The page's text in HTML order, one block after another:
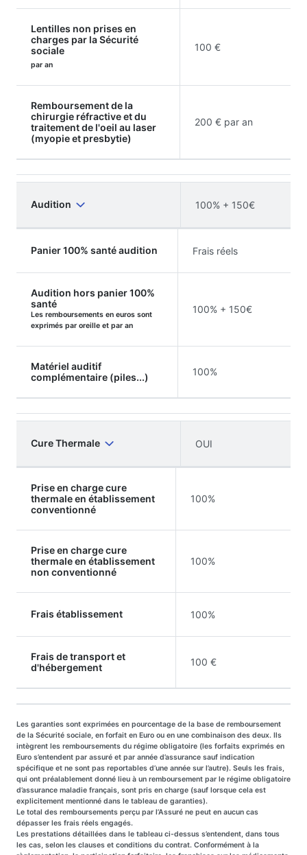
Lentilles non prises en
charges par la Sécurité
sociale
par an
100 €
Remboursement de la
chirurgie réfractive et du
traitement de l'oeil au laser
(myopie et presbytie)
200 € par an
Audition 100% + 150€
Panier 100% santé audition Frais réels
Audition hors panier 100%
santé
Les remboursements en euros sont
exprimés par oreille et par an
100% + 150€
Matériel auditif
complémentaire (piles...)
100%
Cure Thermale OUI
Prise en charge cure
thermale en établissement
conventionné
100%
Prise en charge cure
thermale en établissement
non conventionné
100%
Frais établissement 100%
Frais de transport et
d'hébergement
100 €
Les garanties sont exprimées en pourcentage de la base de remboursement
de la Sécurité sociale, en forfait en Euro ou en une combinaison des deux. Ils
intègrent les remboursements du régime obligatoire (les forfaits exprimés en
Euro s’entendent par assuré et par année d’assurance sauf indication
spécifique et ne sont pas reportables d’une année sur l’autre). Seuls les frais,
qui ont préalablement donné lieu à un remboursement par le régime obligatoire
d’assurance maladie français, sont pris en charge (sauf lorsque cela est
explicitement mentionné dans le tableau de garanties).
Le total des remboursements perçu par l’Assuré ne peut en aucun cas
dépasser les frais réels engagés.
Les prestations détaillées dans le tableau ci-dessus s’entendent, dans tous
les cas, selon les clauses et conditions du contrat. Conformément à la